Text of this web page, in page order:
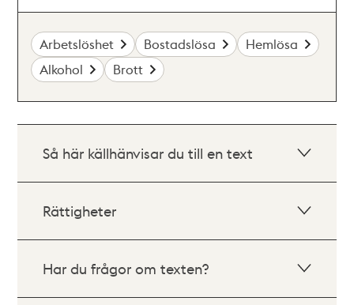
Arbetslöshet Bostadslösa
Hemlösa
Alkohol
Brott
Så här källhänvisar du till en text
Rättigheter
Har du frågor om texten?